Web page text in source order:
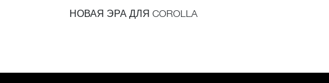
НОВАЯ ЭРА ДЛЯ COROLLA